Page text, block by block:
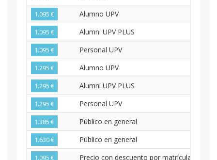
1.095 €
Alumno UPV
1.095 € Alumni UPV PLUS
1.095 € Personal UPV
1.295 € Alumno UPV
1.295 € Alumni UPV PLUS
1.295 € Personal UPV
1.385 € Público en general
1.630 € Público en general
1.095 € Precio con descuento por matrícula para